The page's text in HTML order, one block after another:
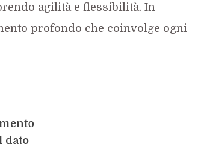
agilità e flessibilità. In
profondo che coinvolge ogni
dato